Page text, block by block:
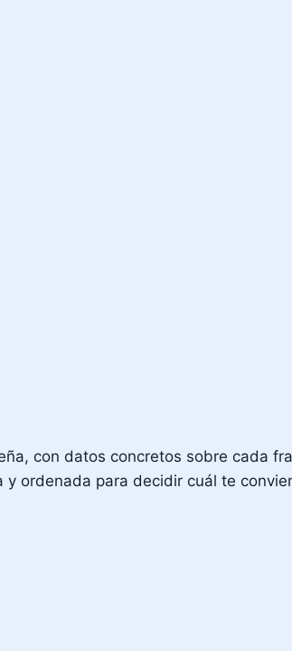
con datos concretos sobre cada
ordenada para decidir cuál te